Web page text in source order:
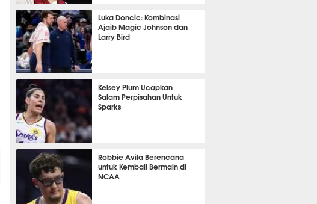
BASKET
Luka Doncic: Kombinasi
Ajaib Magic Johnson dan
Larry Bird
BASKET
Kelsey Plum Ucapkan
Salam Perpisahan Untuk
Sparks
BASKET
Robbie Avila Berencana
untuk Kembali Bermain di
NCAA